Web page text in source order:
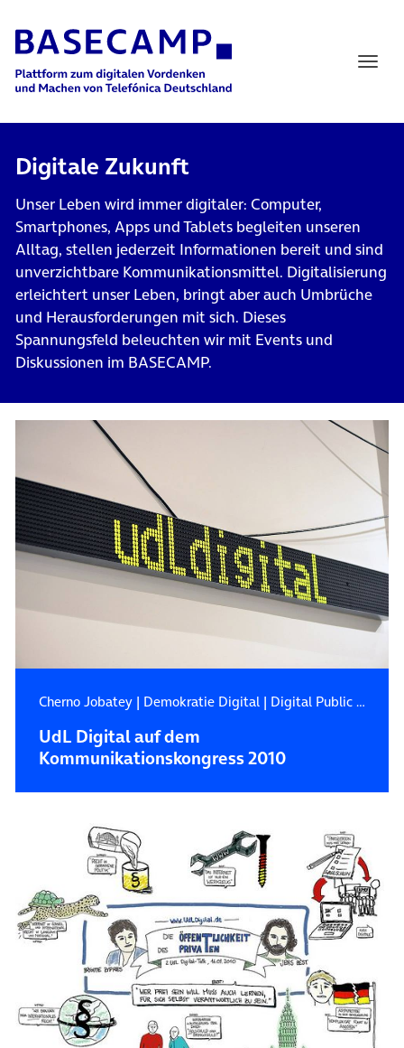
Main Navigation
Digitale Zukunft
Unser Leben wird immer digitaler: Computer,
Smartphones, Apps und Tablets begleiten unseren
Alltag, stellen jederzeit Informationen bereit und sind
unverzichtbare Kommunikationsmittel. Digitalisierung
erleichtert unser Leben, bringt aber auch Umbrüche
und Herausforderungen mit sich. Dieses
Spannungsfeld beleuchten wir mit Events und
Diskussionen im BASECAMP.
Cherno Jobatey| Demokratie Digital| Digital Public Affairs
UdL Digital auf dem
Kommunikationskongress 2010